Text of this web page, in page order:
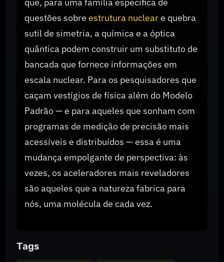
questões sobre estrutura nucleare quebra
sutil de simetria, a química e a óptica
quântica podem construir um substituto de
bancada que fornece informações em
escala nuclear. Para os pesquisadores que
caçam vestígios de física além do Modelo
Padrão — e para aqueles que sonham com
programas de medição de precisão mais
acessíveis e distribuídos — essa é uma
mudança empolgante de perspectiva: às
vezes, os aceleradores mais reveladores
são aqueles que a natureza fabrica para
nós, uma molécula de cada vez.
Tags